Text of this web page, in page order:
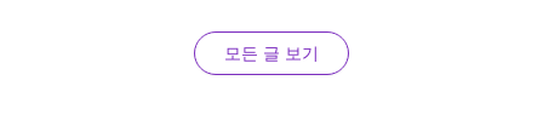
모든 글 보기